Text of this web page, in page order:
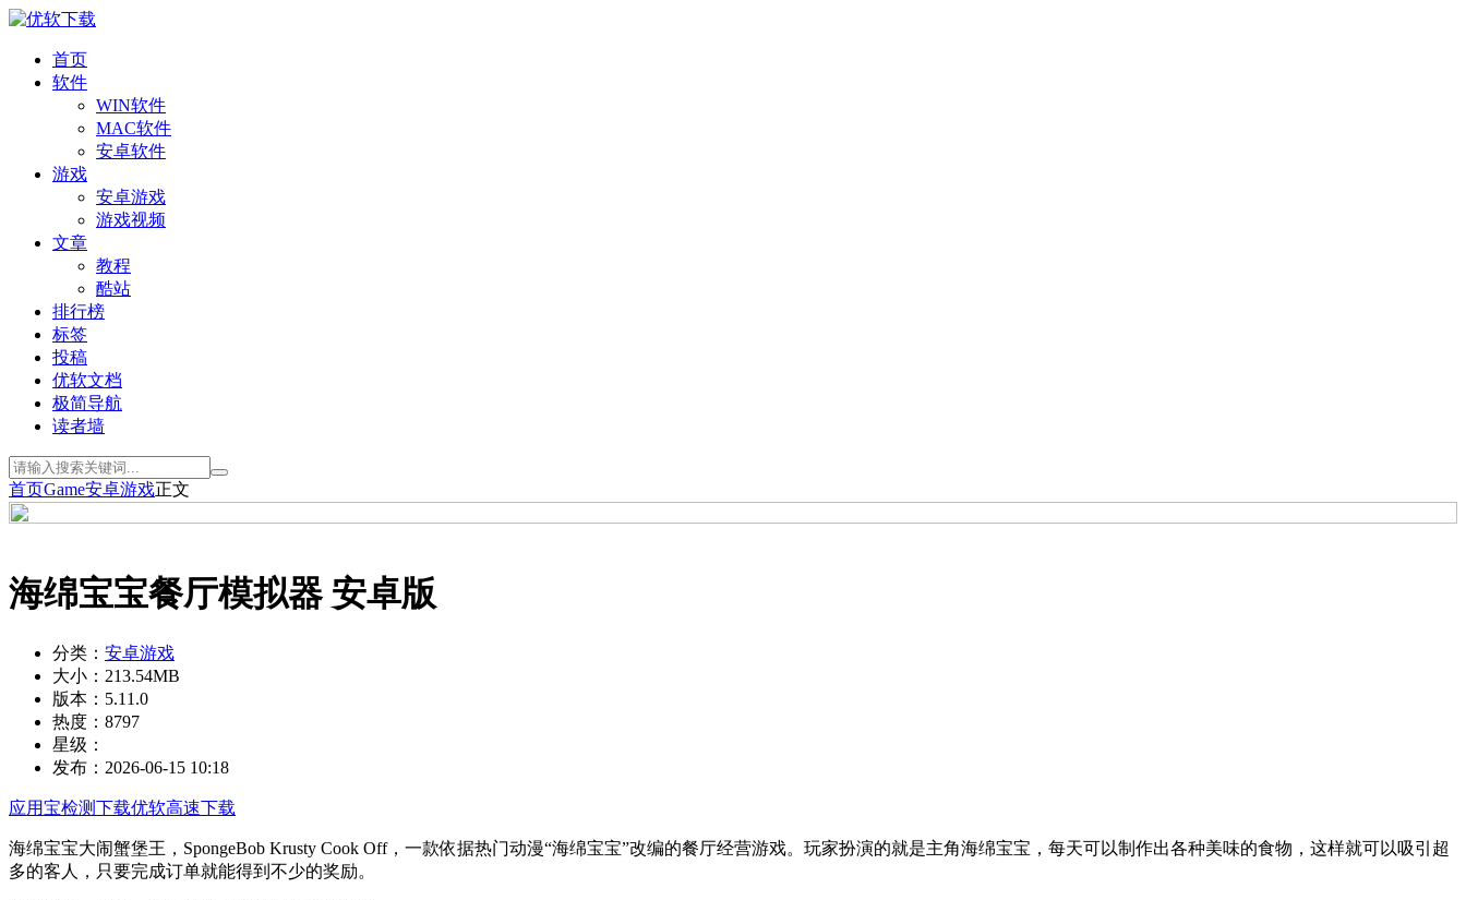
首页
软件
WIN软件
MAC软件
安卓软件
游戏
安卓游戏
游戏视频
文章
教程
酷站
排行榜
标签
投稿
优软文档
极简导航
读者墙
首页Game安卓游戏正文
海绵宝宝餐厅模拟器 安卓版
分类： 安卓游戏
大小： 213.54MB
版本： 5.11.0
热度： 8797
星级：
发布： 2026-06-15 10:18
应用宝检测下载优软高速下载
海绵宝宝大闹蟹堡王，SpongeBob Krusty Cook Off，一款依据热门动漫“海绵宝宝”改编的餐厅经营游戏。玩家扮演的就是主角海绵宝宝，每天可以制作出各种美味的食物，这样就可以吸引超
多的客人，只要完成订单就能得到不少的奖励。